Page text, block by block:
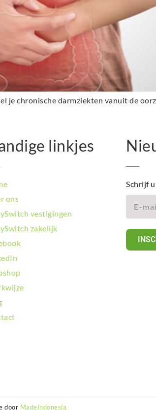
je chronische darmziekten vanuit de
linkjes
ons
vestigingen
zakelijk
Schrijf
door MadeIndonesia